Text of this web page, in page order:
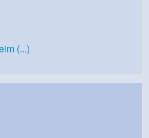
(...)